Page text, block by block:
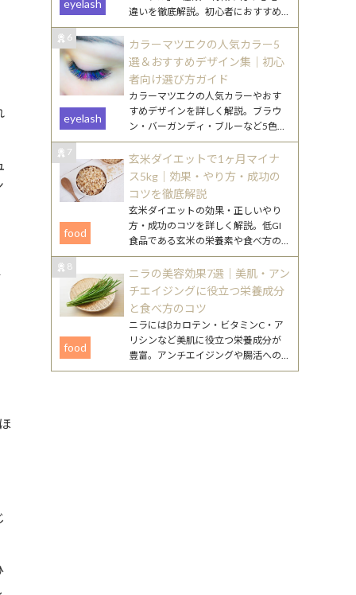
eyelash
違いを徹底解説。初心者におすすめ
の選び方や、なりたい目元別のポイ
ントもご紹介します。
6
カラーマツエクの人気カラー5
選＆おすすめデザイン集｜初心
者向け選び方ガイド
eyelash
カラーマツエクの人気カラーやおす
すめデザインを詳しく解説。ブラウ
ン・バーガンディ・ブルーなど5色の
特徴と、初心者でも挑戦しやすい取
り入れ方を紹介します。
7
玄米ダイエットで1ヶ月マイナ
ス5kg｜効果・やり方・成功の
コツを徹底解説
food
玄米ダイエットの効果・正しいやり
方・成功のコツを詳しく解説。低GI
食品である玄米の栄養素や食べ方の
工夫、注意点まで、無理なく続ける
ためのポイントをまとめました。
8
ニラの美容効果7選｜美肌・アン
チエイジングに役立つ栄養成分
と食べ方のコツ
food
ニラにはβカロテン・ビタミンC・ア
リシンなど美肌に役立つ栄養成分が
豊富。アンチエイジングや腸活への
働きが期待できるニラの美容効果